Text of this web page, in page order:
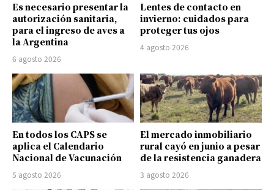
Es necesario presentar la
autorización sanitaria,
para el ingreso de aves a
la Argentina
6 agosto 2026
Lentes de contacto en
invierno: cuidados para
proteger tus ojos
4 agosto 2026
En todos los CAPS se
aplica el Calendario
Nacional de Vacunación
5 agosto 2026
El mercado inmobiliario
rural cayó en junio a pesar
de la resistencia ganadera
3 agosto 2026